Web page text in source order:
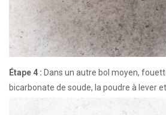
Étape 4 : Dans un autre bol moyen,
bicarbonate de soude, la poudre à lever